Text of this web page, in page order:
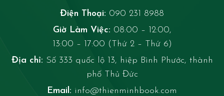
Điện Thoại: 090 231 8988
Giờ Làm Việc: 08:00 – 12:00,
13:00 – 17:00 (Thứ 2 – Thứ 6)
Địa chỉ: Số 333 quốc lộ 13, hiệp Bình Phước, thành
phố Thủ Đức
Email: info@thienminhbook.com